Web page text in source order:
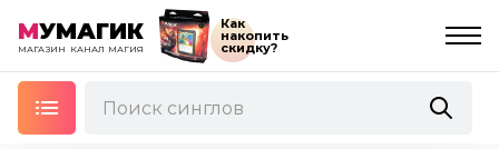
МУМАГИК
МАГАЗИН КАНАЛ МАГИЯ
Как
накопить
скидку?